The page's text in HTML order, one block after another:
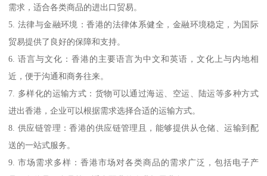
需求，适合各类商品的进出口贸易。
5. 法律与金融环境：香港的法律体系健全，金融环境稳定，为国际
贸易提供了良好的保障和支持。
6. 语言与文化：香港的主要语言为中文和英语，文化上与内地相
近，便于沟通和商务往来。
7. 多样化的运输方式：货物可以通过海运、空运、陆运等多种方式
进出香港，企业可以根据需求选择合适的运输方式。
8. 供应链管理：香港的供应链管理且，能够提供从仓储、运输到配
送的一站式服务。
9. 市场需求多样：香港市场对各类商品的需求广泛，包括电子产